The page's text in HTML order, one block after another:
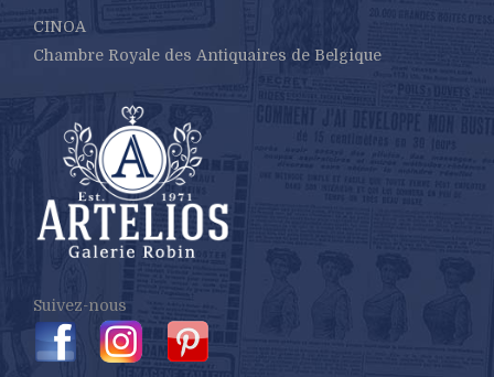
CINOA
Chambre Royale des Antiquaires de Belgique
Suivez-nous